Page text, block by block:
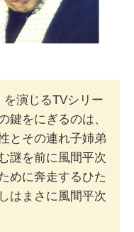
演じるTVシリー
鍵をにぎるのは、
とその連れ子姉弟
謎を前に風間平次
めに奔走するひた
はまさに風間平次